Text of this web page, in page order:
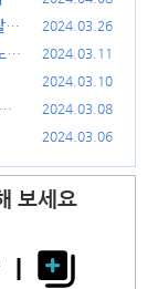
아
2024.03.26
후
2024.03.11
2024.03.10
2024.03.08
2024.03.06
보세요